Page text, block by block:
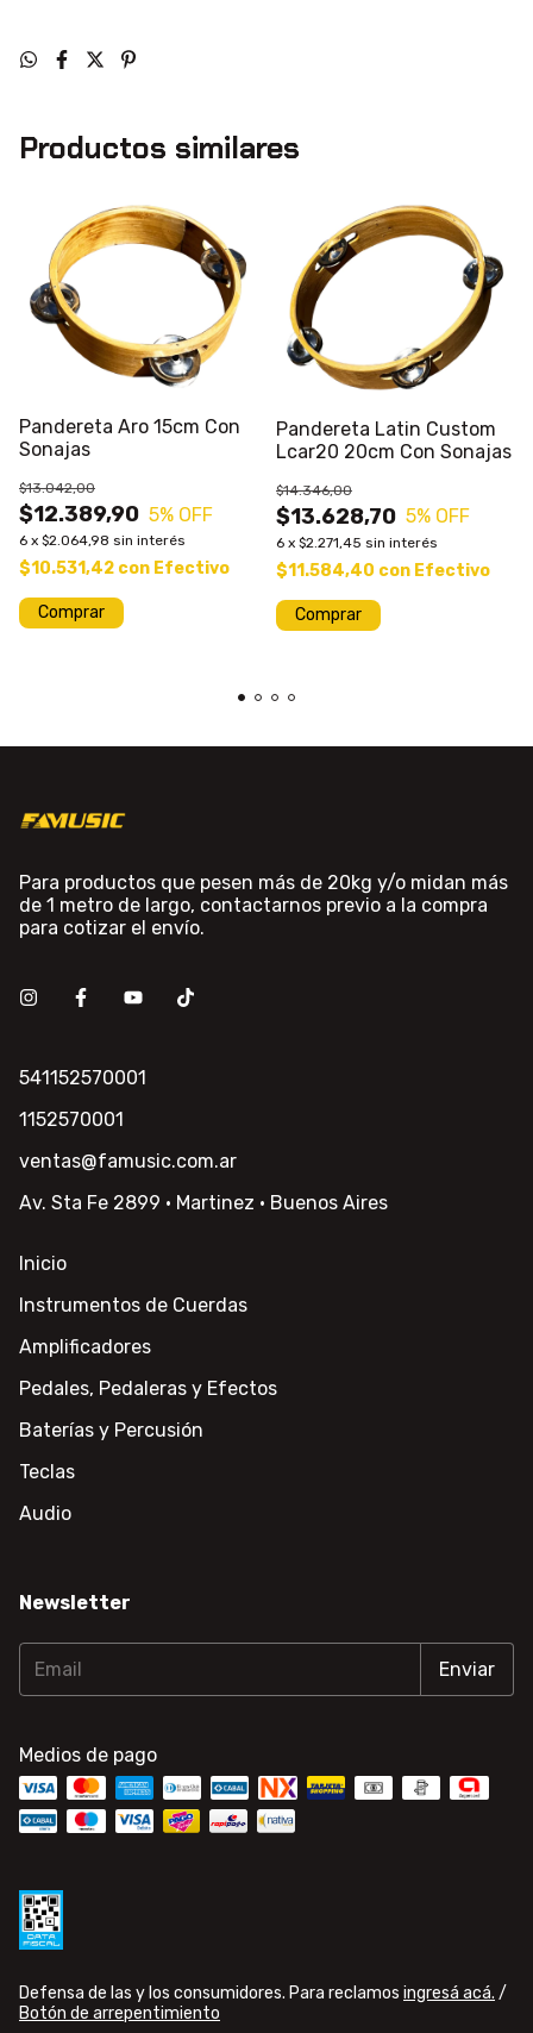
Productos similares
Pandereta Aro 15cm Con
Sonajas
$12.389,90
$13.042,00
5% OFF
6 x $2.064,98 sin interés
$10.531,42 con Efectivo
Pandereta Latin Custom
Lcar20 20cm Con Sonajas
$13.628,70
$14.346,00
5% OFF
6 x $2.271,45 sin interés
$11.584,40 con Efectivo
Para productos que pesen más de 20kg y/o midan más
de 1 metro de largo, contactarnos previo a la compra
para cotizar el envío.
541152570001
1152570001
ventas@famusic.com.ar
Av. Sta Fe 2899 · Martinez · Buenos Aires
Inicio
Instrumentos de Cuerdas
Amplificadores
Pedales, Pedaleras y Efectos
Baterías y Percusión
Teclas
Audio
Newsletter
Medios de pago
Defensa de las y los consumidores. Para reclamos ingresá acá. /
Botón de arrepentimiento